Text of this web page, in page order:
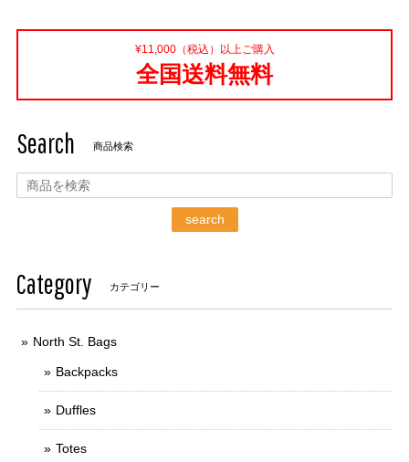
¥11,000（税込）以上ご購入
全国送料無料
Search 商品検索
search
Category カテゴリー
North St. Bags
Backpacks
Duffles
Totes